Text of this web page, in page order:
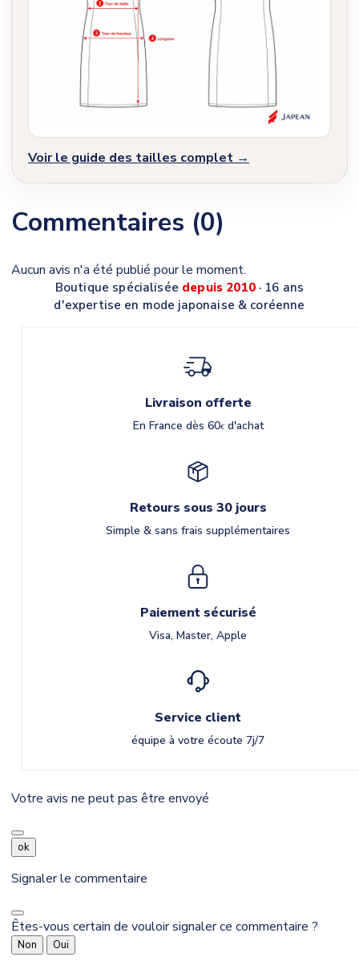
Voir le guide des tailles complet →
Commentaires (0)
Aucun avis n'a été publié pour le moment.
Boutique spécialisée depuis 2010· 16 ans
d'expertise en mode japonaise & coréenne
Livraison offerte
En France dès 60€d'achat
Retours sous 30 jours
Simple & sans frais supplémentaires
Paiement sécurisé
Visa, Master, Apple
Service client
équipe à votre écoute 7j/7
Votre avis ne peut pas être envoyé
ok
Signaler le commentaire
Êtes-vous certain de vouloir signaler ce commentaire ?
Non Oui